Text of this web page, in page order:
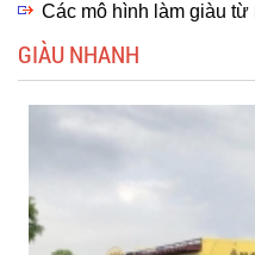
Các mô hình làm giàu từ
GIÀU NHANH